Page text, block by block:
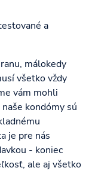
a
málokedy
všetko vždy
vám mohli
kondómy sú
je pre nás
- koniec
ale aj všetko